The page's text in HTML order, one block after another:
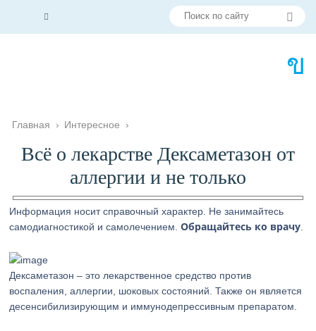
Главная › Интересное ›
Всё о лекарстве Дексаметазон от
аллергии и не только
Информация носит справочный характер. Не занимайтесь
самодиагностикой и самолечением.Обращайтесь ко врачу
Дексаметазон – это лекарственное средство против
воспаления, аллергии, шоковых состояний. Также он является
десенсибилизирующим и иммунодепрессивным препаратом.